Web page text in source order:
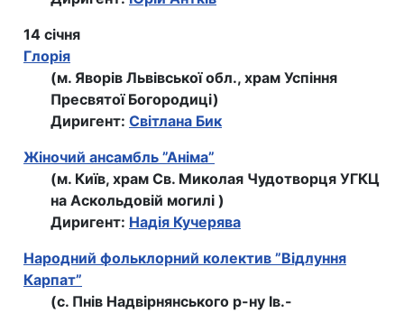
14 січня
Глорія
(м. Яворів Львівської обл., храм Успіння
Пресвятої Богородиці)
Диригент: Світлана Бик
Жіночий ансамбль ”Аніма”
(м. Київ, храм Св. Миколая Чудотворця УГКЦ
на Аскольдовій могилі )
Диригент: Надія Кучерява
Народний фольклорний колектив ”Відлуння
Карпат”
(с. Пнів Надвірнянського р-ну Ів.-